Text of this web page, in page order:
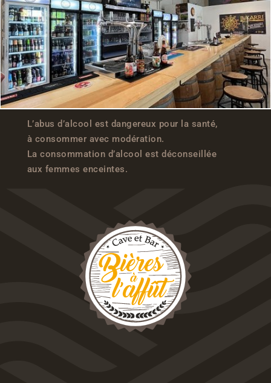
L’abus d’alcool est dangereux pour la santé,
à consommer avec modération.
La consommation d’alcool est déconseillée
aux femmes enceintes.